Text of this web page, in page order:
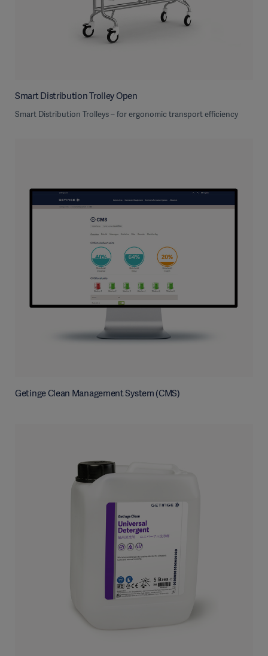
Smart Distribution Trolley Open
Smart Distribution Trolleys – for ergonomic transport efficiency
Getinge Clean Management System (CMS)